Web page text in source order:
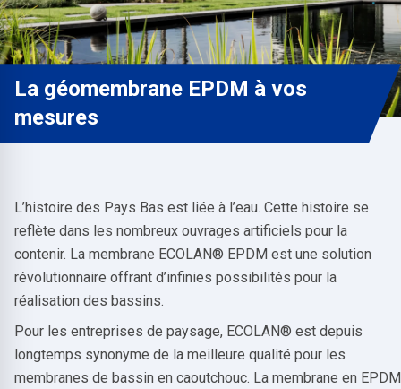
L’histoire des Pays Bas est liée à l’eau. Cette histoire se
reflète dans les nombreux ouvrages artificiels pour la
contenir. La membrane ECOLAN® EPDM est une solution
révolutionnaire offrant d’infinies possibilités pour la
réalisation des bassins.
Pour les entreprises de paysage, ECOLAN® est depuis
longtemps synonyme de la meilleure qualité pour les
membranes de bassin en caoutchouc. La membrane en EPDM
La géomembrane EPDM à vos
mesures